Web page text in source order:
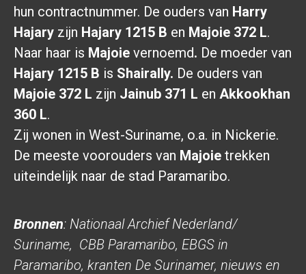
hun contractnummer. De ouders van Harry
Hajary zijn Hajary 1215 B en Majoie 372 L.
Naar haar is Majoie vernoemd. De moeder van
Hajary 1215 B is Shairally. De ouders van
Majoie 372 L zijn Jainub 371 L en Akkookhan
360 L.
Zij wonen in West-Suriname, o.a. in Nickerie.
De meeste voorouders van Majoie trekken
uiteindelijk naar de stad Paramaribo.
Bronnen: Nationaal Archief Nederland/
Suriname, CBB Paramaribo, EBGS in
Paramaribo, kranten De Surinamer, nieuws en